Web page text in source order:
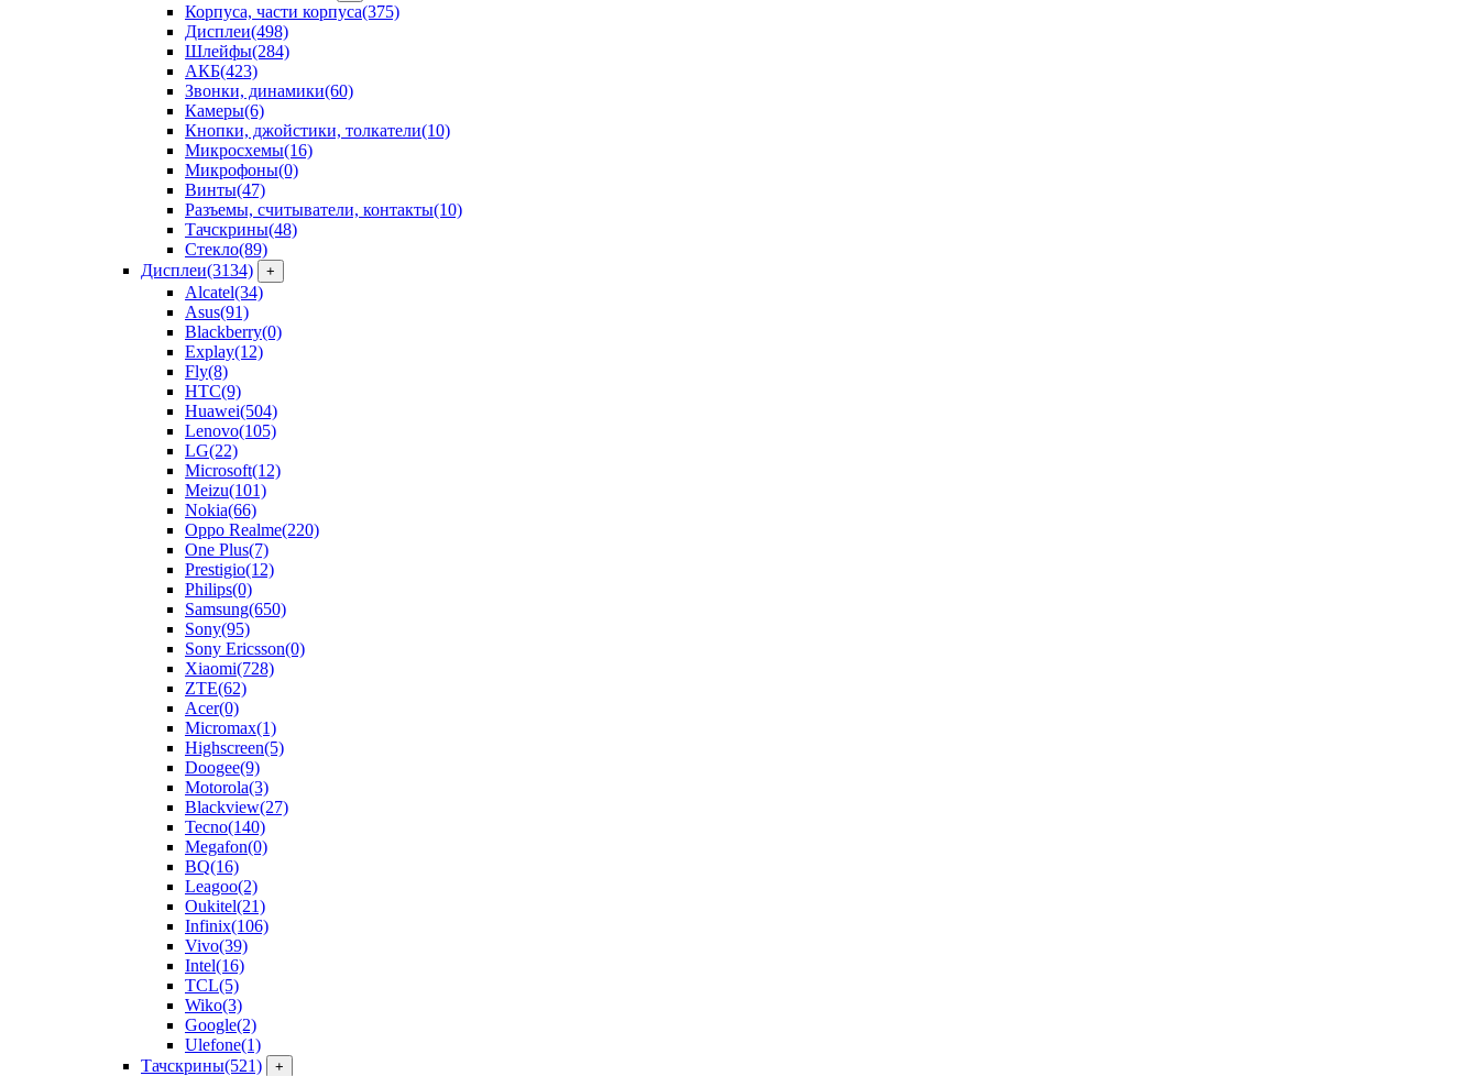
Корпуса, части корпуса(375)
Дисплеи(498)
Шлейфы(284)
АКБ(423)
Звонки, динамики(60)
Камеры(6)
Кнопки, джойстики, толкатели(10)
Микросхемы(16)
Микрофоны(0)
Винты(47)
Разъемы, считыватели, контакты(10)
Тачскрины(48)
Стекло(89)
Дисплеи(3134) +
Alcatel(34)
Asus(91)
Blackberry(0)
Explay(12)
Fly(8)
HTC(9)
Huawei(504)
Lenovo(105)
LG(22)
Microsoft(12)
Meizu(101)
Nokia(66)
Oppo Realme(220)
One Plus(7)
Prestigio(12)
Philips(0)
Samsung(650)
Sony(95)
Sony Ericsson(0)
Xiaomi(728)
ZTE(62)
Acer(0)
Micromax(1)
Highscreen(5)
Doogee(9)
Motorola(3)
Blackview(27)
Tecno(140)
Megafon(0)
BQ(16)
Leagoo(2)
Oukitel(21)
Infinix(106)
Vivo(39)
Intel(16)
TCL(5)
Wiko(3)
Google(2)
Ulefone(1)
Тачскрины(521) +